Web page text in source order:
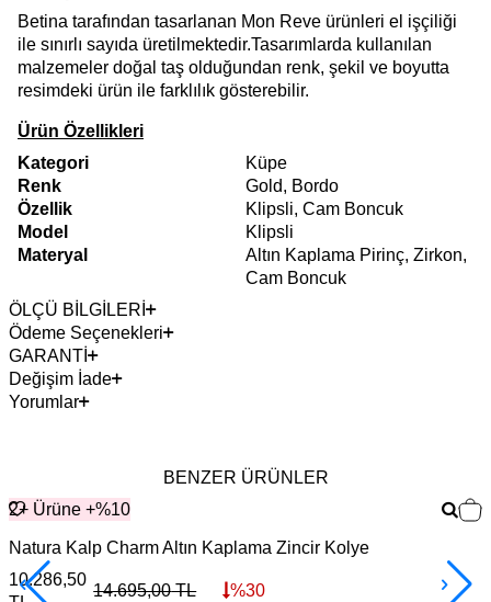
Betina tarafından tasarlanan Mon Reve ürünleri el işçiliği
ile sınırlı sayıda üretilmektedir.Tasarımlarda kullanılan
malzemeler doğal taş olduğundan renk, şekil ve boyutta
resimdeki ürün ile farklılık gösterebilir.
Ürün Özellikleri
Kategori
Küpe
Renk
Gold, Bordo
Özellik
Klipsli, Cam Boncuk
Model
Klipsli
Materyal
Altın Kaplama Pirinç, Zirkon,
Cam Boncuk
ÖLÇÜ BİLGİLERİ
Ödeme Seçenekleri
GARANTİ
Değişim İade
Yorumlar
BENZER ÜRÜNLER
2+ Ürüne +%10
Natura Kalp Charm Altın Kaplama Zincir Kolye
10.286,50
14.695,00TL %30